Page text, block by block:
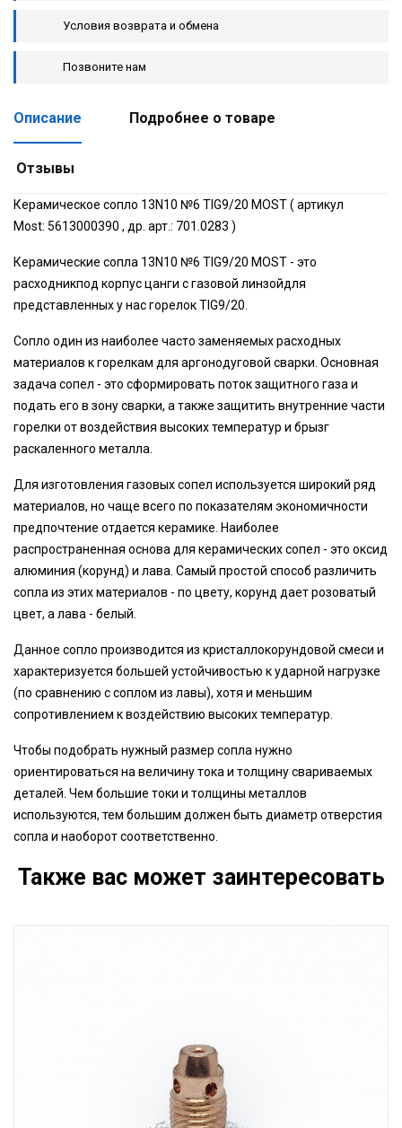
Условия возврата и обмена
Позвоните нам
Описание Подробнее о товаре
Отзывы
Керамическое сопло 13N10 №6 TIG9/20 MOST ( артикул
Most: 5613000390 , др. арт.: 701.0283 )
Керамические сопла 13N10 №6 TIG9/20 MOST - это
расходникпод корпус цанги с газовой линзойдля
представленных у нас горелок TIG9/20.
Сопло один из наиболее часто заменяемых расходных
материалов к горелкам для аргонодуговой сварки. Основная
задача сопел - это сформировать поток защитного газа и
подать его в зону сварки, а также защитить внутренние части
горелки от воздействия высоких температур и брызг
раскаленного металла.
Для изготовления газовых сопел используется широкий ряд
материалов, но чаще всего по показателям экономичности
предпочтение отдается керамике. Наиболее
распространенная основа для керамических сопел - это оксид
алюминия (корунд) и лава. Самый простой способ различить
сопла из этих материалов - по цвету, корунд дает розоватый
цвет, а лава - белый.
Данное сопло производится из кристаллокорундовой смеси и
характеризуется большей устойчивостью к ударной нагрузке
(по сравнению с соплом из лавы), хотя и меньшим
сопротивлением к воздействию высоких температур.
Чтобы подобрать нужный размер сопла нужно
ориентироваться на величину тока и толщину свариваемых
деталей. Чем большие токи и толщины металлов
используются, тем большим должен быть диаметр отверстия
сопла и наоборот соответственно.
Также вас может заинтересовать